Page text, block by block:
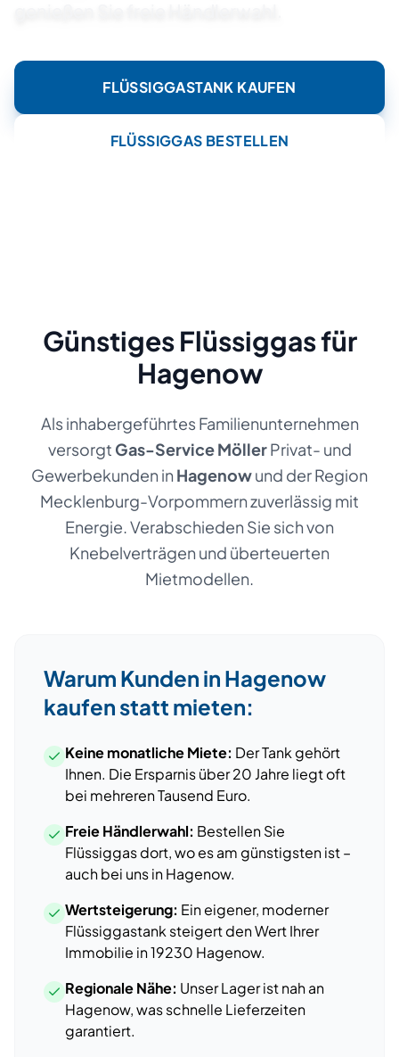
FLÜSSIGGASTANK KAUFEN
FLÜSSIGGAS BESTELLEN
Günstiges Flüssiggas für
Hagenow
Als inhabergeführtes Familienunternehmen
versorgt Gas-Service MöllerPrivat- und
Gewerbekunden in Hagenowund der Region
Mecklenburg-Vorpommernzuverlässig mit
Energie. Verabschieden Sie sich von
Knebelverträgen und überteuerten
Mietmodellen.
Warum Kunden in Hagenow
kaufen statt mieten:
Keine monatliche Miete: Der Tank gehört
Ihnen. Die Ersparnis über 20 Jahre liegt oft
bei mehreren Tausend Euro.
Freie Händlerwahl: Bestellen Sie
Flüssiggas dort, wo es am günstigsten ist –
auch bei unsinHagenow.
Wertsteigerung: Ein eigener, moderner
Flüssiggastank steigert den Wert Ihrer
Immobilie in19230 Hagenow.
Regionale Nähe: Unser Lager ist nah an
Hagenow, was schnelle Lieferzeiten
garantiert.